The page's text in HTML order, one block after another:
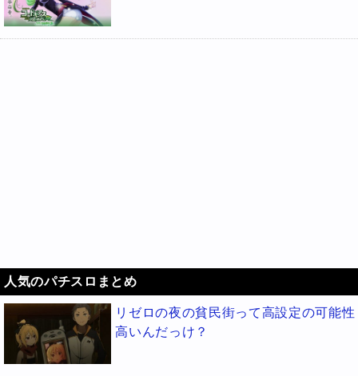
人気のパチスロまとめ
リゼロの夜の貧民街って高設定の可能性
高いんだっけ？